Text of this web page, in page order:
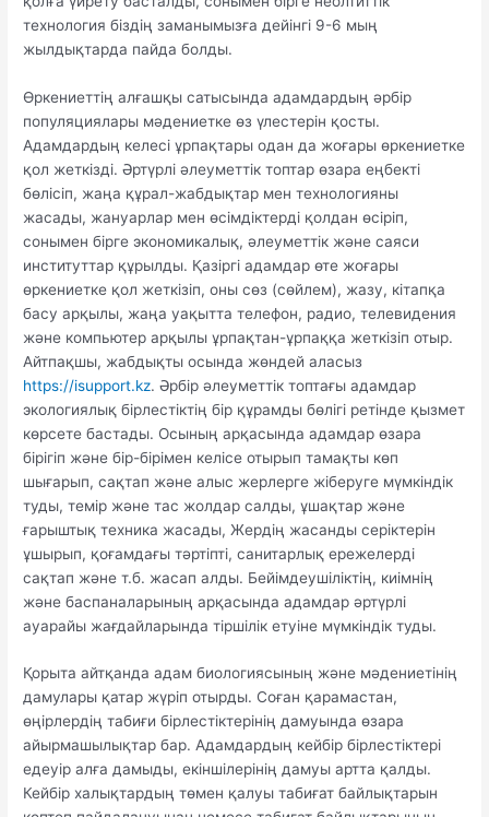
технология біздің заманымызға дейінгі 9-6 мың
жылдықтарда пайда болды.
Өркениеттің алғашқы сатысында адамдардың әрбір
популяциялары мәдениетке өз үлестерін қосты.
Адамдардың келесі ұрпақтары одан да жоғары өркениетке
қол жеткізді. Әртүрлі әлеуметтік топтар өзара еңбекті
бөлісіп, жаңа құрал-жабдықтар мен технологияны
жасады, жануарлар мен өсімдіктерді қолдан өсіріп,
сонымен бірге экономикалық, әлеуметтік және саяси
институттар құрылды. Қазіргі адамдар өте жоғары
өркениетке қол жеткізіп, оны сөз (сөйлем), жазу, кітапқа
басу арқылы, жаңа уақытта телефон, радио, телевидения
және компьютер арқылы ұрпақтан-ұрпаққа жеткізіп отыр.
Айтпақшы, жабдықты осында жөндей аласыз
https://isupport.kz. Әрбір әлеуметтік топтағы адамдар
экологиялық бірлестіктің бір құрамды бөлігі ретінде қызмет
көрсете бастады. Осының арқасында адамдар өзара
бірігіп және бір-бірімен келісе отырып тамақты көп
шығарып, сақтап және алыс жерлерге жіберуге мүмкіндік
туды, темір және тас жолдар салды, ұшақтар және
ғарыштық техника жасады, Жердің жасанды серіктерін
ұшырып, қоғамдағы тәртіпті, санитарлық ережелерді
сақтап және т.б. жасап алды. Бейімдеушіліктің, киімнің
және баспаналарының арқасында адамдар әртүрлі
ауарайы жағдайларында тіршілік етуіне мүмкіндік туды.
Қорыта айтқанда адам биологиясының және мәдениетінің
дамулары қатар жүріп отырды. Соған қарамастан,
өңірлердің табиғи бірлестіктерінің дамуында өзара
айырмашылықтар бар. Адамдардың кейбір бірлестіктері
едеуір алға дамыды, екіншілерінің дамуы артта қалды.
Кейбір халықтардың төмен қалуы табиғат байлықтарын